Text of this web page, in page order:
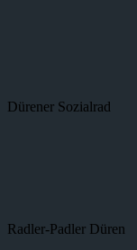
Dürener Sozialrad
Radler-Padler Düren